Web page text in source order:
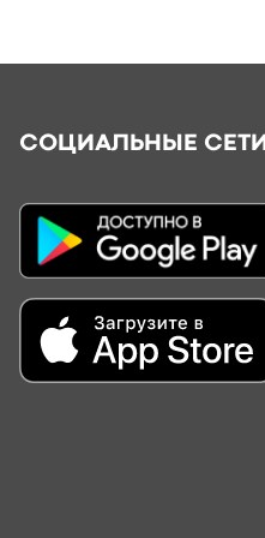
СОЦИАЛЬНЫЕ СЕТИ